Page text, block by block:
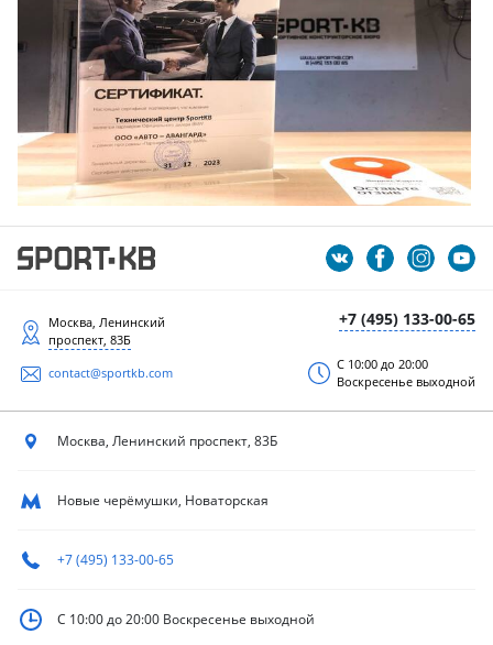
+7 (495) 133-00-65
Москва, Ленинский
проспект, 83Б
contact@sportkb.com
С 10:00 до 20:00
Воскресенье выходной
Москва, Ленинский проспект, 83Б
Новые черёмушки, Новаторская
+7 (495) 133-00-65
С 10:00 до 20:00 Воскресенье выходной